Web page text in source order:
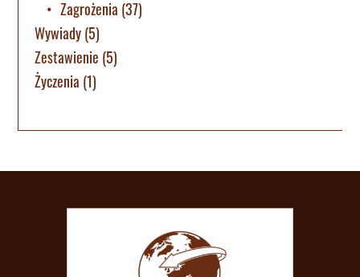
Zagrożenia (37)
Wywiady(5)
Zestawienie (5)
Życzenia (1)